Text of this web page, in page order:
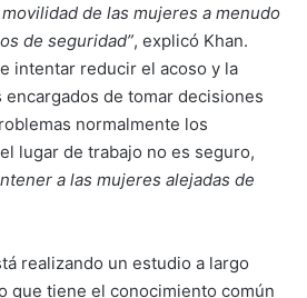
de las mujeres a menudo
de seguridad”, explicó Khan.
intentar reducir el acoso y la
de tomar decisiones
normalmente los
lugar de trabajo no es seguro,
a las mujeres alejadas de
realizando un estudio a largo
que tiene el conocimiento común